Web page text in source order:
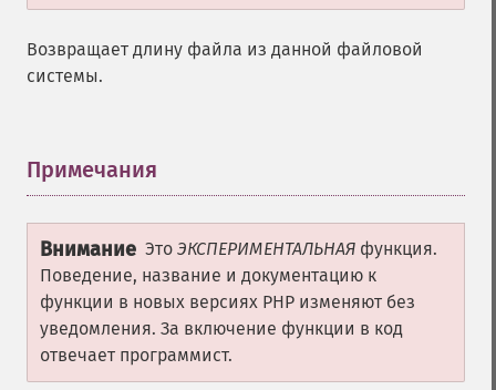
Возвращает длину файла из данной файловой
системы.
Примечания
Внимание Это ЭКСПЕРИМЕНТАЛЬНАЯ функция.
Поведение, название и документацию к
функции в новых версиях PHP изменяют без
уведомления. За включение функции в код
отвечает программист.